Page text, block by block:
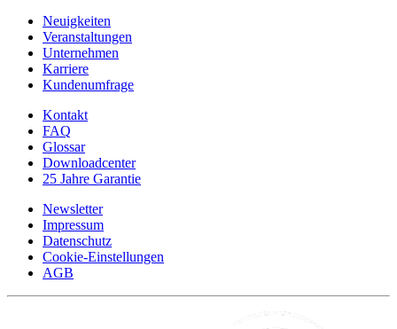
Neuigkeiten
Veranstaltungen
Unternehmen
Karriere
Kundenumfrage
Kontakt
FAQ
Glossar
Downloadcenter
25 Jahre Garantie
Newsletter
Impressum
Datenschutz
Cookie-Einstellungen
AGB